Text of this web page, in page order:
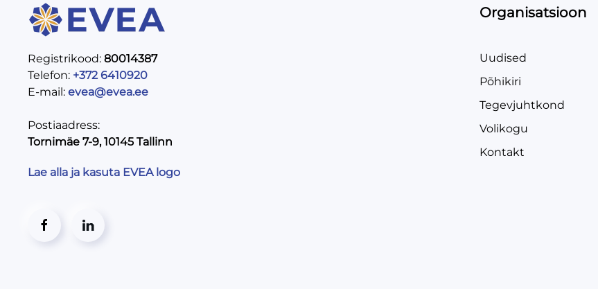
Registrikood: 80014387
Telefon: +372 6410920
E-mail: evea@evea.ee
Postiaadress:
Tornimäe 7-9, 10145 Tallinn
Lae alla ja kasuta EVEA logo
Organisatsioon
Uudised
Põhikiri
Tegevjuhtkond
Volikogu
Kontakt